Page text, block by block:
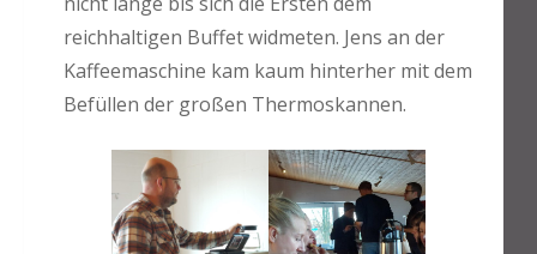
reichhaltigen Buffet widmeten. Jens an der
Kaffeemaschine kam kaum hinterher mit dem
Befüllen der großen Thermoskannen.